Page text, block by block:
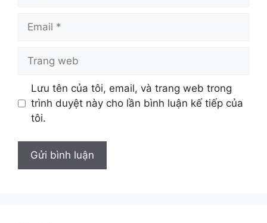
Email
Trang
Lưu tên của tôi, email, và trang web trong
trình duyệt này cho lần bình luận kế tiếp của
tôi.